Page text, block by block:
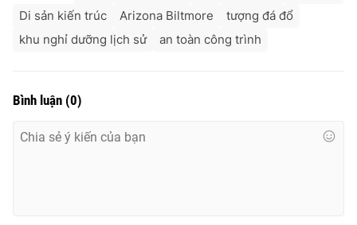
Di sản kiến trúc
Arizona Biltmore
tượng đá đổ
khu nghỉ dưỡng lịch sử
an toàn công trình
Bình luận (0)